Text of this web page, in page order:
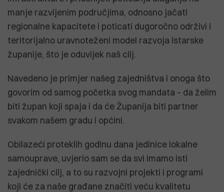
manje razvijenim područjima, odnosno jačati
regionalne kapacitete i poticati dugoročno održivi i
teritorijalno uravnoteženi model razvoja istarske
županije, što je oduvijek naš cilj.
Navedeno je primjer našeg zajedništva i onoga što
govorim od samog početka svog mandata – da želim
biti župan koji spaja i da će Županija biti partner
svakom našem gradu i općini.
Obilazeći proteklih godinu dana jedinice lokalne
samouprave, uvjerio sam se da svi imamo isti
zajednički cilj, a to su razvojni projekti i programi
koji će za naše građane značiti veću kvalitetu